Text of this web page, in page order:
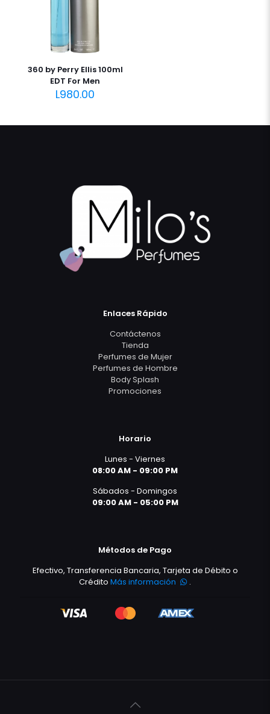
360 by Perry Ellis 100ml
EDT For Men
L980.00
Enlaces Rápido
Contáctenos
Tienda
Perfumes de Mujer
Perfumes de Hombre
Body Splash
Promociones
Horario
Lunes - Viernes
08:00 AM - 09:00 PM
Sábados - Domingos
09:00 AM - 05:00 PM
Métodos de Pago
Efectivo, Transferencia Bancaria, Tarjeta de Débito o
CréditoMás información .